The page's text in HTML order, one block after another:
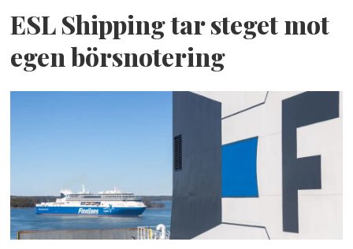
ESL Shipping tar steget mot
egen börsnotering